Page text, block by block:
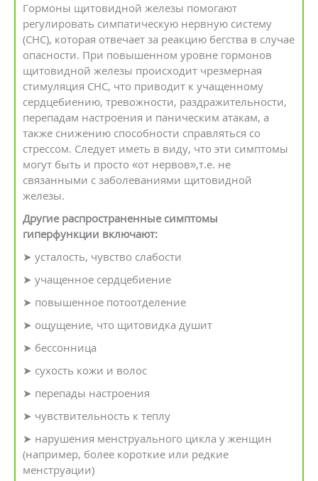
Гормоны щитовидной железы помогают
регулировать симпатическую нервную систему
(СНС), которая отвечает за реакцию бегства в случае
опасности. При повышенном уровне гормонов
щитовидной железы происходит чрезмерная
стимуляция СНС, что приводит к учащенному
сердцебиению, тревожности, раздражительности,
перепадам настроения и паническим атакам, а
также снижению способности справляться со
стрессом. Следует иметь в виду, что эти симптомы
могут быть и просто «от нервов»,т.е. не
связанными с заболеваниями щитовидной
железы.
Другие распространенные симптомы
гиперфункции включают:
➤ усталость, чувство слабости
➤ учащенное сердцебиение
➤ повышенное потоотделение
➤ ощущение, что щитовидка душит
➤ бессонница
➤ сухость кожи и волос
➤ перепады настроения
➤ чувствительность к теплу
➤ нарушения менструального цикла у женщин
(например, более короткие или редкие
менструации)